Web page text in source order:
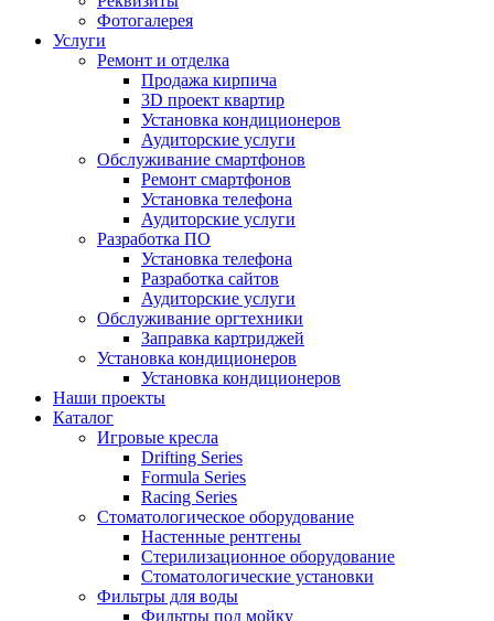
Фотогалерея
Услуги
Ремонт и отделка
Продажа кирпича
3D проект квартир
Установка кондиционеров
Аудиторские услуги
Обслуживание смартфонов
Ремонт смартфонов
Установка телефона
Аудиторские услуги
Разработка ПО
Установка телефона
Разработка сайтов
Аудиторские услуги
Обслуживание оргтехники
Заправка картриджей
Установка кондиционеров
Установка кондиционеров
Наши проекты
Каталог
Игровые кресла
Drifting Series
Formula Series
Racing Series
Стоматологическое оборудование
Настенные рентгены
Стерилизационное оборудование
Стоматологические установки
Фильтры для воды
Фильтры под мойку